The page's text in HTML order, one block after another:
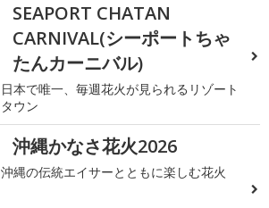
SEAPORT CHATAN
CARNIVAL(シーポートちゃ
たんカーニバル)
日本で唯一、毎週花火が見られるリゾート
タウン
沖縄かなさ花火2026
沖縄の伝統エイサーとともに楽しむ花火